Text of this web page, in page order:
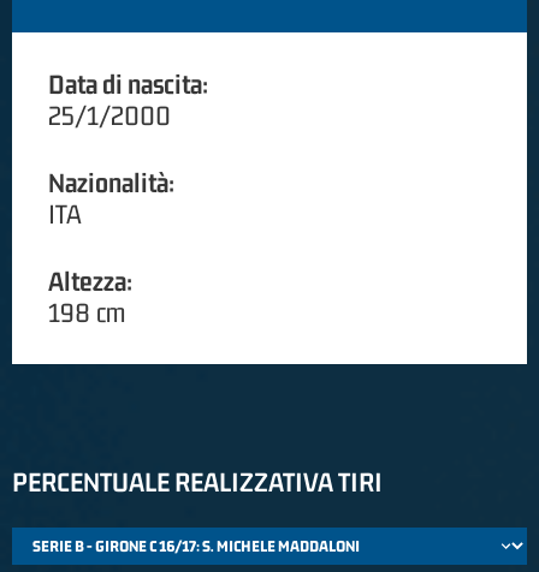
Data di nascita:
25/1/2000
Nazionalità:
ITA
Altezza:
198 cm
PERCENTUALE REALIZZATIVA TIRI